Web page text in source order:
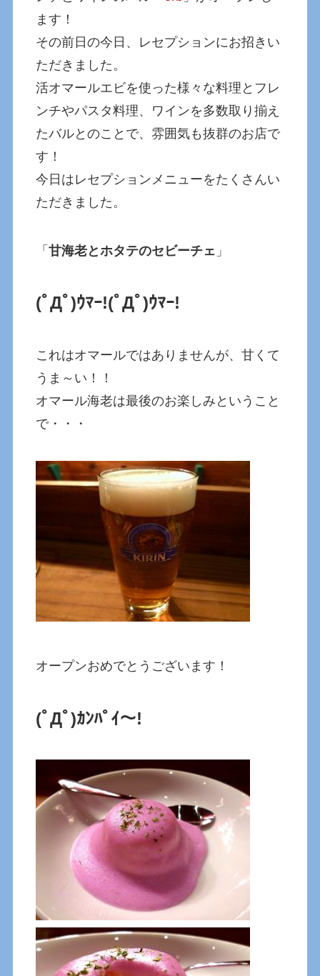
ます！
その前日の今日、レセプションにお招きい
ただきました。
活オマールエビを使った様々な料理とフレ
ンチやパスタ料理、ワインを多数取り揃え
たバルとのことで、雰囲気も抜群のお店で
す！
今日はレセプションメニューをたくさんい
ただきました。
「甘海老とホタテのセビーチェ 」
(ﾟДﾟ)ｳﾏｰ!(ﾟДﾟ)ｳﾏｰ!
これはオマールではありませんが、甘くて
うま～い！！
オマール海老は最後のお楽しみということ
で・・・
オープンおめでとうございます！
(ﾟДﾟ)ｶﾝﾊﾟｲ～!